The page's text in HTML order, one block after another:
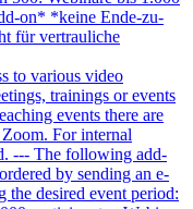
on* *keine Ende-zu-
für vertrauliche
to various video
trainings or events
events there are
For internal
--- The following add-
by sending an e-
the desired event period: